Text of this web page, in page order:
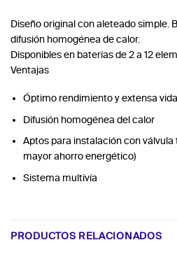
Diseño original con aleteado simple.
difusión homogénea de calor.
Disponibles en baterías de 2 a 12
Ventajas
Óptimo rendimiento y extensa
Difusión homogénea del calor
Aptos para instalación con
mayor ahorro energético)
Sistema multivía
PRODUCTOS RELACIONADOS